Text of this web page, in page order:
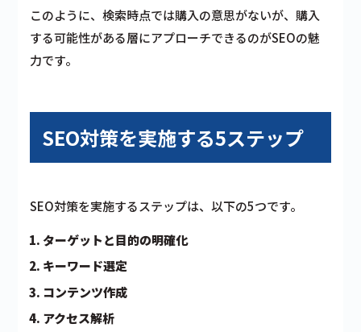
このように、検索時点では購入の意思がないが、購入
する可能性がある層にアプローチできるのがSEOの魅
力です。
SEO対策を実施する5ステップ
SEO対策を実施するステップは、以下の5つです。
ターゲットと目的の明確化
キーワード選定
コンテンツ作成
アクセス解析